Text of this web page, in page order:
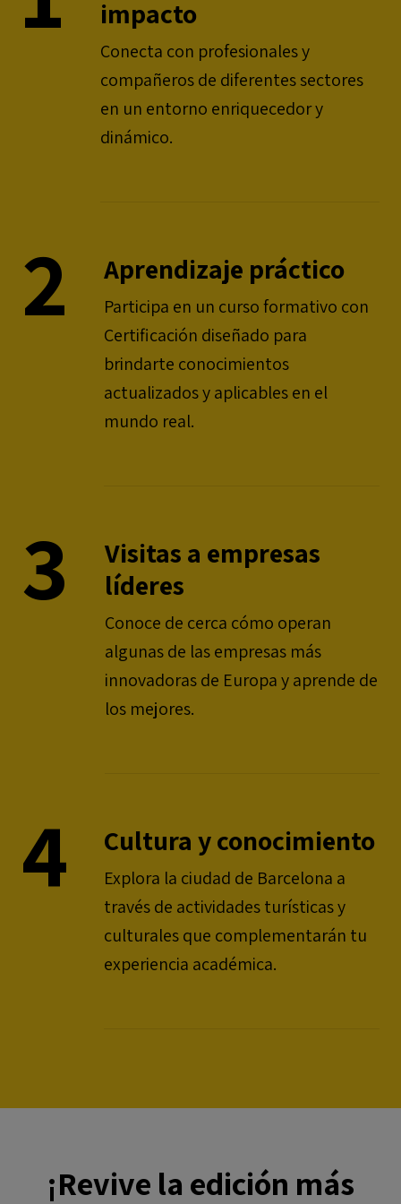
impacto
Conecta con profesionales y
compañeros de diferentes sectores
en un entorno enriquecedor y
dinámico.
2 Aprendizaje práctico
Participa en un curso formativo con
Certificación diseñado para
brindarte conocimientos
actualizados y aplicables en el
mundo real.
3
Visitas a empresas
líderes
Conoce de cerca cómo operan
algunas de las empresas más
innovadoras de Europa y aprende de
los mejores.
4 Cultura y conocimiento
Explora la ciudad de Barcelona a
través de actividades turísticas y
culturales que complementarán tu
experiencia académica.
¡Revive la edición más